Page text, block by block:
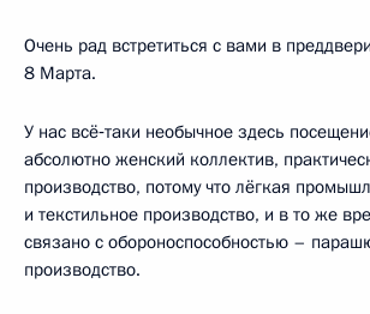
Очень рад встретиться с вами в
8 Марта.
У нас всё‑таки необычное здесь
абсолютно женский коллектив,
производство, потому что лёгкая
и текстильное производство, и в то же
связано с обороноспособностью –
производство.